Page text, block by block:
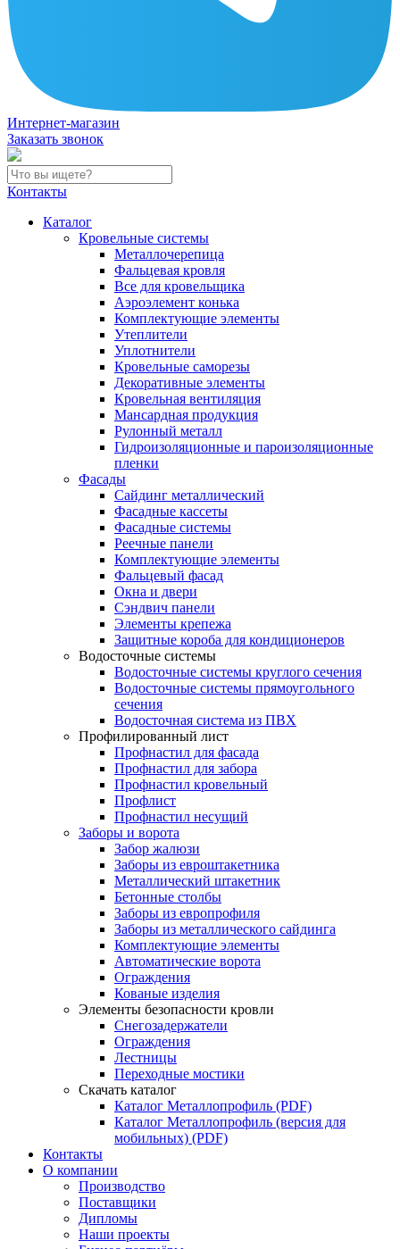
Интернет-магазин
Заказать звонок
Контакты
Каталог
Кровельные системы
Металлочерепица
Фальцевая кровля
Все для кровельщика
Аэроэлемент конька
Комплектующие элементы
Утеплители
Уплотнители
Кровельные саморезы
Декоративные элементы
Кровельная вентиляция
Мансардная продукция
Рулонный металл
Гидроизоляционные и пароизоляционные
пленки
Фасады
Сайдинг металлический
Фасадные кассеты
Фасадные системы
Реечные панели
Комплектующие элементы
Фальцевый фасад
Окна и двери
Сэндвич панели
Элементы крепежа
Защитные короба для кондиционеров
Водосточные системы
Водосточные системы круглого сечения
Водосточные системы прямоугольного
сечения
Водосточная система из ПВХ
Профилированный лист
Профнастил для фасада
Профнастил для забора
Профнастил кровельный
Профлист
Профнастил несущий
Заборы и ворота
Забор жалюзи
Заборы из евроштакетника
Металлический штакетник
Бетонные столбы
Заборы из европрофиля
Заборы из металлического сайдинга
Комплектующие элементы
Автоматические ворота
Ограждения
Кованые изделия
Элементы безопасности кровли
Снегозадержатели
Ограждения
Лестницы
Переходные мостики
Скачать каталог
Каталог Металлопрофиль (PDF)
Каталог Металлопрофиль (версия для
мобильных) (PDF)
Контакты
О компании
Производство
Поставщики
Дипломы
Наши проекты